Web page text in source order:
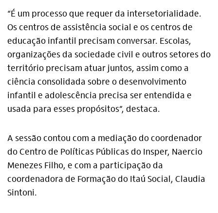
“É um processo que requer da intersetorialidade.
Os centros de assistência social e os centros de
educação infantil precisam conversar. Escolas,
organizações da sociedade civil e outros setores do
território precisam atuar juntos, assim como a
ciência consolidada sobre o desenvolvimento
infantil e adolescência precisa ser entendida e
usada para esses propósitos”, destaca.
A sessão contou com a mediação do coordenador
do Centro de Políticas Públicas do Insper, Naercio
Menezes Filho, e com a participação da
coordenadora de Formação do Itaú Social, Claudia
Sintoni.